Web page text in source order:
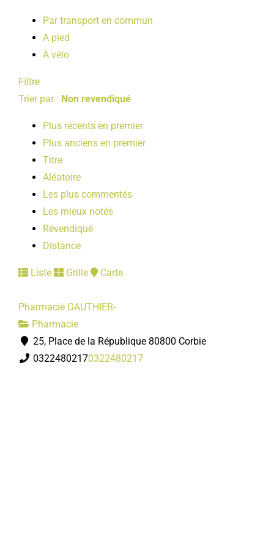
Par transport en commun
A pied
À vélo
Filtre
Trier par : Non revendiqué
Plus récents en premier
Plus anciens en premier
Titre
Aléatoire
Les plus commentés
Les mieux notés
Revendiqué
Distance
Liste Grille Carte
Pharmacie GAUTHIER-
Pharmacie
25, Place de la République 80800 Corbie
03224802170322480217